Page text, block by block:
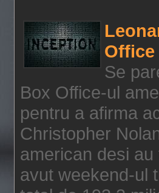
Office
Se
Box Office-ul
pentru a afirma
Christopher
american desi
avut weekend-ul